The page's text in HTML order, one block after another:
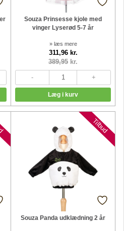
Souza Prinsesse kjole med
vinger Lyserød 5-7 år
» læs mere
311,96 kr.
389,95 kr.
Souza Panda udklædning 2 år
Tilbud